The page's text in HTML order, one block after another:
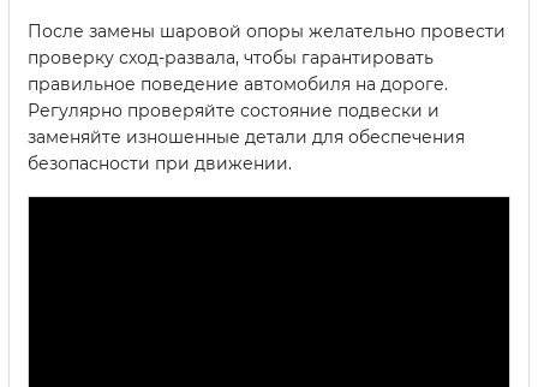
После замены шаровой опоры желательно провести
проверку сход-развала, чтобы гарантировать
правильное поведение автомобиля на дороге.
Регулярно проверяйте состояние подвески и
заменяйте изношенные детали для обеспечения
безопасности при движении.